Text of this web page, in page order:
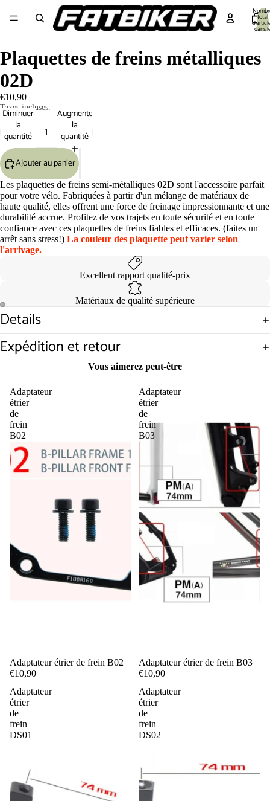
total
dans
Ouvrir
l’image
en
plein
Ouvrir
l’image
en
plein
Plaquettes de freins métalliques
02D
€10,90
Taxes incluses.
Diminuer
la
quantité
Augmenter
la
quantité
Ajouter au panier
Les plaquettes de freins semi-métalliques 02D sont l'accessoire parfait
pour votre vélo. Fabriquées à partir d'un mélange de matériaux de
haute qualité, elles offrent une force de freinage impressionnante et une
durabilité accrue. Profitez de vos trajets en toute sécurité et en toute
confiance avec ces plaquettes de freins fiables et efficaces. (faites un
arrêt sans stress!) La couleur des plaquette peut varier selon
l'arrivage.
Excellent rapport qualité-prix
Matériaux de qualité supérieure
Details
Expédition et retour
Vous aimerez peut-être
Adaptateur
étrier
de
frein
B02
Adaptateur étrier de frein B02
€10,90
Adaptateur
étrier
de
frein
B03
Adaptateur étrier de frein B03
€10,90
Adaptateur
étrier
de
frein
DS01
Adaptateur
étrier
de
frein
DS02